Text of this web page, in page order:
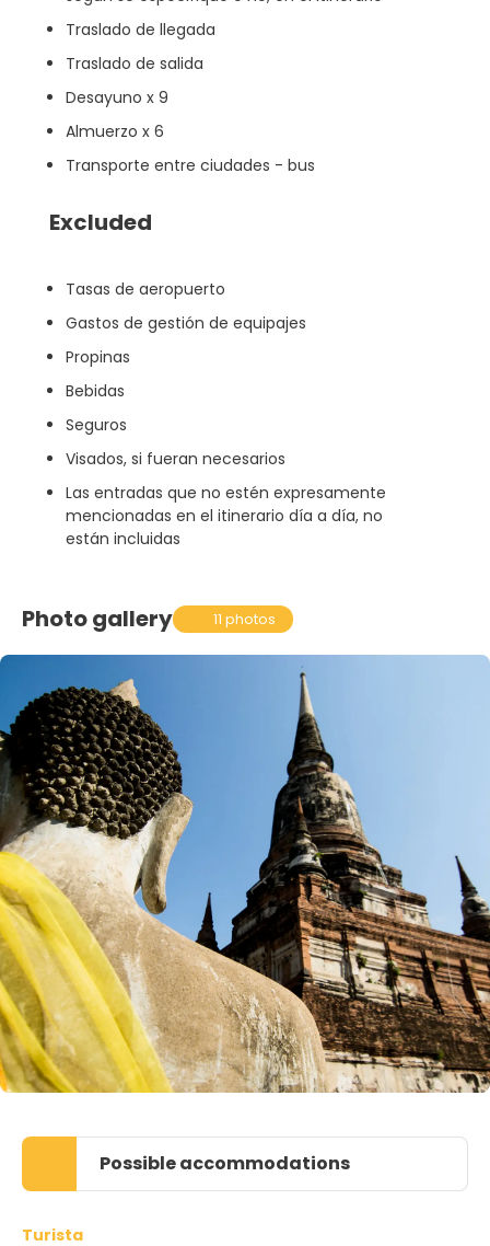
Traslado de llegada
Traslado de salida
Desayuno x 9
Almuerzo x 6
Transporte entre ciudades - bus
Excluded
Tasas de aeropuerto
Gastos de gestión de equipajes
Propinas
Bebidas
Seguros
Visados, si fueran necesarios
Las entradas que no estén expresamente
mencionadas en el itinerario día a día, no
están incluidas
Photo gallery 11 photos
Possible accommodations
Turista